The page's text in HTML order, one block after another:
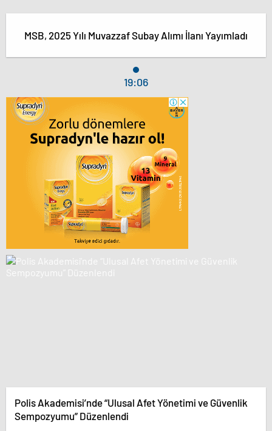
MSB, 2025 Yılı Muvazzaf Subay Alımı İlanı Yayımladı
19:06
Polis Akademisi’nde “Ulusal Afet Yönetimi ve Güvenlik
Sempozyumu” Düzenlendi